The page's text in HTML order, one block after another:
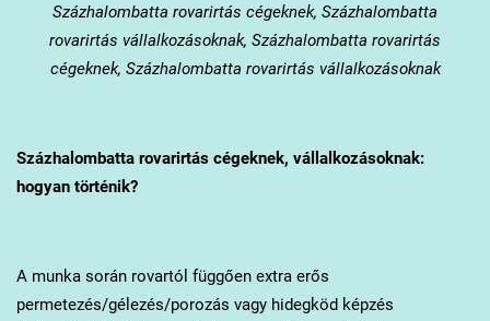
Százhalombatta rovarirtás cégeknek, Százhalombatta
rovarirtás vállalkozásoknak, Százhalombatta rovarirtás
cégeknek, Százhalombatta rovarirtás vállalkozásoknak
Százhalombattarovarirtás cégeknek, vállalkozásoknak:
hogyan történik?
A munka során rovartól függően extra erős
permetezés/gélezés/porozás vagy hidegköd képzés